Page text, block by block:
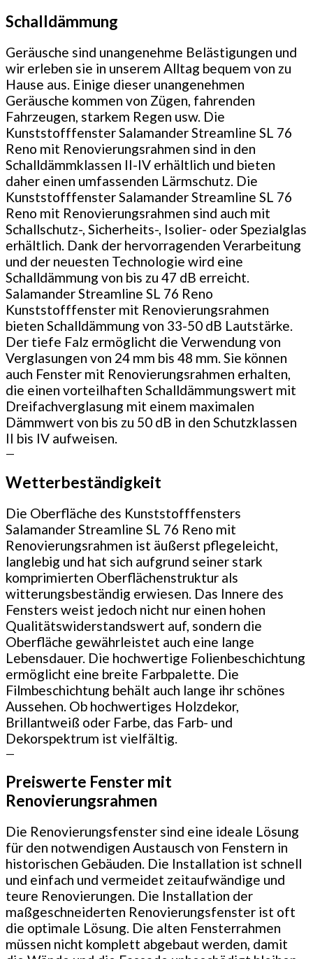
Schalldämmung
Geräusche sind unangenehme Belästigungen und
wir erleben sie in unserem Alltag bequem von zu
Hause aus. Einige dieser unangenehmen
Geräusche kommen von Zügen, fahrenden
Fahrzeugen, starkem Regen usw. Die
Kunststofffenster Salamander Streamline SL 76
Reno mit Renovierungsrahmen sind in den
Schalldämmklassen II-IV erhältlich und bieten
daher einen umfassenden Lärmschutz. Die
Kunststofffenster Salamander Streamline SL 76
Reno mit Renovierungsrahmen sind auch mit
Schallschutz-, Sicherheits-, Isolier- oder Spezialglas
erhältlich. Dank der hervorragenden Verarbeitung
und der neuesten Technologie wird eine
Schalldämmung von bis zu 47 dB erreicht.
Salamander Streamline SL 76 Reno
Kunststofffenster mit Renovierungsrahmen
bieten Schalldämmung von 33-50 dB Lautstärke.
Der tiefe Falz ermöglicht die Verwendung von
Verglasungen von 24 mm bis 48 mm. Sie können
auch Fenster mit Renovierungsrahmen erhalten,
die einen vorteilhaften Schalldämmungswert mit
Dreifachverglasung mit einem maximalen
Dämmwert von bis zu 50 dB in den Schutzklassen
II bis IV aufweisen.
—
Wetterbeständigkeit
Die Oberfläche des Kunststofffensters
Salamander Streamline SL 76 Reno mit
Renovierungsrahmen ist äußerst pflegeleicht,
langlebig und hat sich aufgrund seiner stark
komprimierten Oberflächenstruktur als
witterungsbeständig erwiesen. Das Innere des
Fensters weist jedoch nicht nur einen hohen
Qualitätswiderstandswert auf, sondern die
Oberfläche gewährleistet auch eine lange
Lebensdauer. Die hochwertige Folienbeschichtung
ermöglicht eine breite Farbpalette. Die
Filmbeschichtung behält auch lange ihr schönes
Aussehen. Ob hochwertiges Holzdekor,
Brillantweiß oder Farbe, das Farb- und
Dekorspektrum ist vielfältig.
—
Preiswerte Fenster mit
Renovierungsrahmen
Die Renovierungsfenster sind eine ideale Lösung
für den notwendigen Austausch von Fenstern in
historischen Gebäuden. Die Installation ist schnell
und einfach und vermeidet zeitaufwändige und
teure Renovierungen. Die Installation der
maßgeschneiderten Renovierungsfenster ist oft
die optimale Lösung. Die alten Fensterrahmen
müssen nicht komplett abgebaut werden, damit